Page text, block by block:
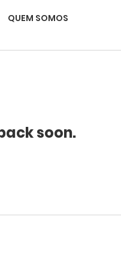
QUEM SOMOS
soon.